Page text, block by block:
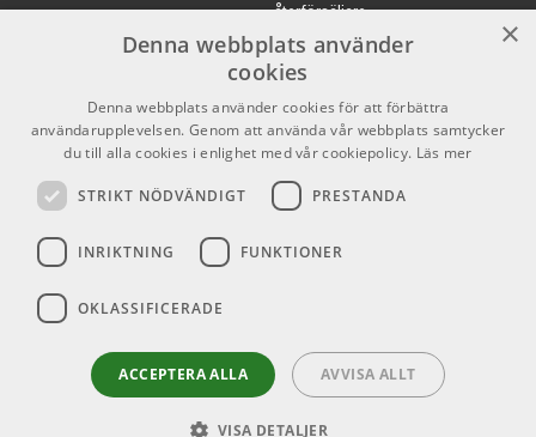
Försäljningsvillkor
Inlogg för återförsäljare
återförsäljare.
E-post:info@emnordic.se
Youtube
×
Denna webbplats använder
cookies
Denna webbplats använder cookies för att förbättra
användarupplevelsen. Genom att använda vår webbplats samtycker
du till alla cookies i enlighet med vår cookiepolicy. Läs mer
STRIKT NÖDVÄNDIGT PRESTANDA
INRIKTNING FUNKTIONER
OKLASSIFICERADE
ACCEPTERA ALLA AVVISA ALLT
VISA DETALJER